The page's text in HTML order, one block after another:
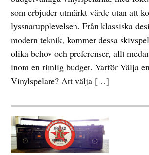
som erbjuder utmärkt värde utan att
lyssnarupplevelsen. Från klassiska
modern teknik, kommer dessa
olika behov och preferenser, allt
inom en rimlig budget. Varför Välja
Vinylspelare? Att välja […]